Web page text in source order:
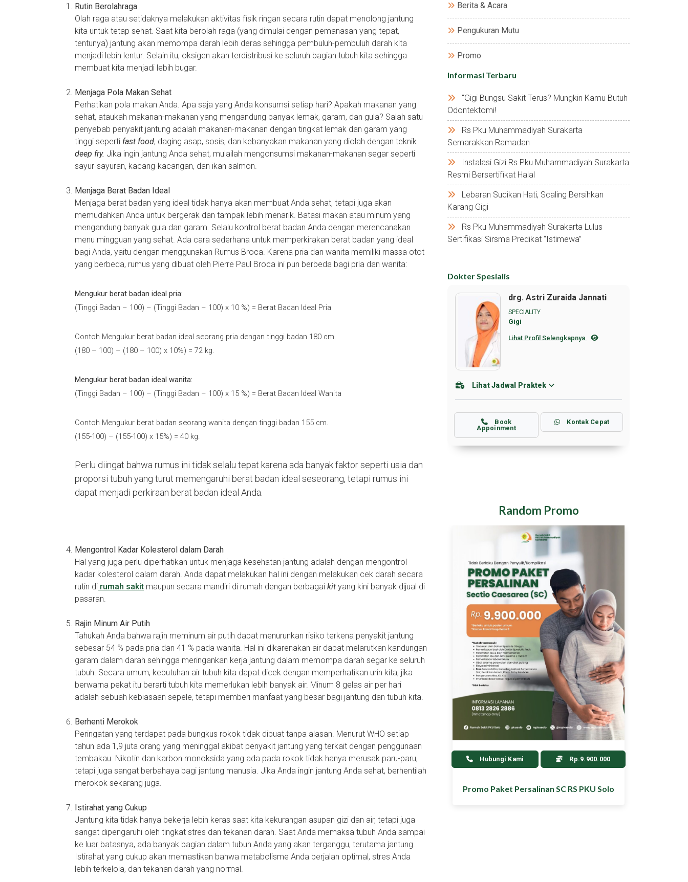
Rutin Berolahraga
Olah raga atau setidaknya melakukan aktivitas fisik ringan secara rutin dapat menolong jantung
kita untuk tetap sehat. Saat kita berolah raga (yang dimulai dengan pemanasan yang tepat,
tentunya) jantung akan memompa darah lebih deras sehingga pembuluh-pembuluh darah kita
menjadi lebih lentur. Selain itu, oksigen akan terdistribusi ke seluruh bagian tubuh kita sehingga
membuat kita menjadi lebih bugar.
Menjaga Pola Makan Sehat
Perhatikan pola makan Anda. Apa saja yang Anda konsumsi setiap hari? Apakah makanan yang
sehat, ataukah makanan-makanan yang mengandung banyak lemak, garam, dan gula? Salah satu
penyebab penyakit jantung adalah makanan-makanan dengan tingkat lemak dan garam yang
tinggi seperti fast food, daging asap, sosis, dan kebanyakan makanan yang diolah dengan teknik
deep fry. Jika ingin jantung Anda sehat, mulailah mengonsumsi makanan-makanan segar seperti
sayur-sayuran, kacang-kacangan, dan ikan salmon.
Menjaga Berat Badan Ideal
Menjaga berat badan yang ideal tidak hanya akan membuat Anda sehat, tetapi juga akan
memudahkan Anda untuk bergerak dan tampak lebih menarik. Batasi makan atau minum yang
mengandung banyak gula dan garam. Selalu kontrol berat badan Anda dengan merencanakan
menu mingguan yang sehat. Ada cara sederhana untuk memperkirakan berat badan yang ideal
bagi Anda, yaitu dengan menggunakan Rumus Broca. Karena pria dan wanita memiliki massa otot
yang berbeda, rumus yang dibuat oleh Pierre Paul Broca ini pun berbeda bagi pria dan wanita:
Mengukur berat badan ideal pria:
(Tinggi Badan – 100) – (Tinggi Badan – 100) x 10 %) = Berat Badan Ideal Pria
Contoh Mengukur berat badan ideal seorang pria dengan tinggi badan 180 cm.
(180 – 100) – (180 – 100) x 10%) = 72 kg.
Mengukur berat badan ideal wanita:
(Tinggi Badan – 100) – (Tinggi Badan – 100) x 15 %) = Berat Badan Ideal Wanita
Contoh Mengukur berat badan seorang wanita dengan tinggi badan 155 cm.
(155-100) – (155-100) x 15%) = 40 kg.
Perlu diingat bahwa rumus ini tidak selalu tepat karena ada banyak faktor seperti usia dan
proporsi tubuh yang turut memengaruhi berat badan ideal seseorang, tetapi rumus ini
dapat menjadi perkiraan berat badan ideal Anda.
Mengontrol Kadar Kolesterol dalam Darah
Hal yang juga perlu diperhatikan untuk menjaga kesehatan jantung adalah dengan mengontrol
kadar kolesterol dalam darah. Anda dapat melakukan hal ini dengan melakukan cek darah secara
rutin di rumah sakit maupun secara mandiri di rumah dengan berbagai kit yang kini banyak dijual di
pasaran.
Rajin Minum Air Putih
Tahukah Anda bahwa rajin meminum air putih dapat menurunkan risiko terkena penyakit jantung
sebesar 54 % pada pria dan 41 % pada wanita. Hal ini dikarenakan air dapat melarutkan kandungan
garam dalam darah sehingga meringankan kerja jantung dalam memompa darah segar ke seluruh
tubuh. Secara umum, kebutuhan air tubuh kita dapat dicek dengan memperhatikan urin kita, jika
berwarna pekat itu berarti tubuh kita memerlukan lebih banyak air. Minum 8 gelas air per hari
adalah sebuah kebiasaan sepele, tetapi memberi manfaat yang besar bagi jantung dan tubuh kita.
Berhenti Merokok
Peringatan yang terdapat pada bungkus rokok tidak dibuat tanpa alasan. Menurut WHO setiap
tahun ada 1,9 juta orang yang meninggal akibat penyakit jantung yang terkait dengan penggunaan
tembakau. Nikotin dan karbon monoksida yang ada pada rokok tidak hanya merusak paru-paru,
tetapi juga sangat berbahaya bagi jantung manusia. Jika Anda ingin jantung Anda sehat, berhentilah
merokok sekarang juga.
Istirahat yang Cukup
Jantung kita tidak hanya bekerja lebih keras saat kita kekurangan asupan gizi dan air, tetapi juga
sangat dipengaruhi oleh tingkat stres dan tekanan darah. Saat Anda memaksa tubuh Anda sampai
ke luar batasnya, ada banyak bagian dalam tubuh Anda yang akan terganggu, terutama jantung.
Istirahat yang cukup akan memastikan bahwa metabolisme Anda berjalan optimal, stres Anda
lebih terkelola, dan tekanan darah yang normal.
Berita & Acara
Pengukuran Mutu
Promo
Informasi Terbaru
“gigi Bungsu Sakit Terus? Mungkin Kamu Butuh
Odontektomi!
Rs Pku Muhammadiyah Surakarta
Semarakkan Ramadan
Instalasi Gizi Rs Pku Muhammadiyah Surakarta
Resmi Bersertifikat Halal
Lebaran Sucikan Hati, Scaling Bersihkan
Karang Gigi
Rs Pku Muhammadiyah Surakarta Lulus
Sertifikasi Sirsma Predikat “istimewa”
Dokter Spesialis
drg. Astri Zuraida Jannati
SPECIALITY
Gigi
Lihat Profil Selengkapnya
Lihat Jadwal Praktek
Book
Appoinment
Kontak Cepat
Random Promo
Hubungi Kami Rp.9.900.000
Promo Paket Persalinan SC RS PKU Solo